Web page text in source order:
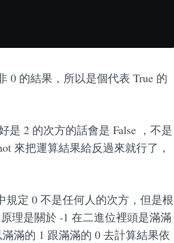
0 的結果，所以是個代表 True 的
是 2 的次方的話會是 False ，不是
來把運算結果給反過來就行了，
定 0 不是任何人的次方，但是根
理是關於 -1 在二進位裡頭是滿滿
滿的 1 跟滿滿的 0 去計算結果依